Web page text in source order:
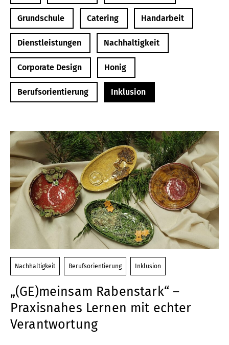
Grundschule Catering Handarbeit
Dienstleistungen Nachhaltigkeit
Corporate Design Honig
Berufsorientierung Inklusion
Nachhaltigkeit Berufsorientierung Inklusion
„(GE)meinsam Rabenstark“ –
Praxisnahes Lernen mit echter
Verantwortung